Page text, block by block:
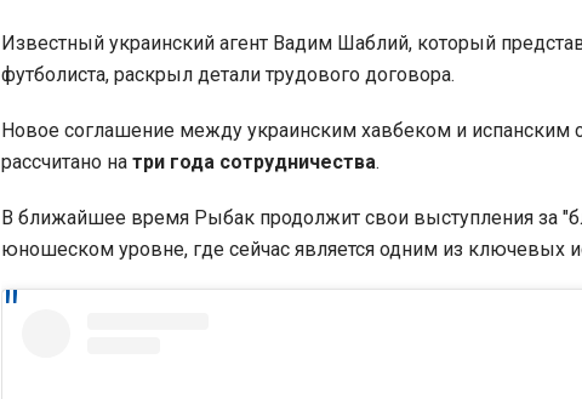
Известный украинский агент Вадим Шаблий, который
футболиста, раскрыл детали трудового договора.
Новое соглашение между украинским хавбеком и испанским
рассчитано на три года сотрудничества.
В ближайшее время Рыбак продолжит свои выступления за
юношеском уровне, где сейчас является одним из ключевых